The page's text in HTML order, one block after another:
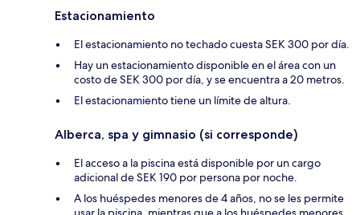
Estacionamiento
El estacionamiento no techado cuesta SEK 300 por día.
Hay un estacionamiento disponible en el área con un
costo de SEK 300 por día, y se encuentra a 20 metros.
El estacionamiento tiene un límite de altura.
Alberca, spa y gimnasio (si corresponde)
El acceso a la piscina está disponible por un cargo
adicional de SEK 190 por persona por noche.
A los huéspedes menores de 4 años, no se les permite